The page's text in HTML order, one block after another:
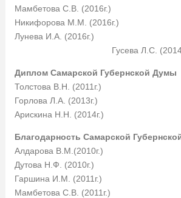
Мамбетова С.В. (2016г.)
Никифорова М.М. (2016г.)
Лунева И.А.
Гусева Л.С. (2014
Диплом Самарской Губернской Думы
Толстова В.Н. (2011г.)
Горлова Л.А. (2013г.)
Арискина Н.Н. (2014г.)
Благодарность Самарской
Алдарова В.М.(2010г.)
Дутова Н.Ф. (2010г.)
Гаршина И.М. (2011г.)
Мамбетова С.В. (2011г.)